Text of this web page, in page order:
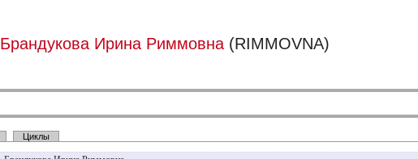
Брандукова Ирина Риммовна(RIMMOVNA)
Циклы